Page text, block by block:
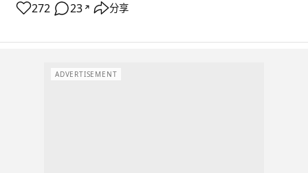
272 23 ↗ 分享
ADVERTISEMENT